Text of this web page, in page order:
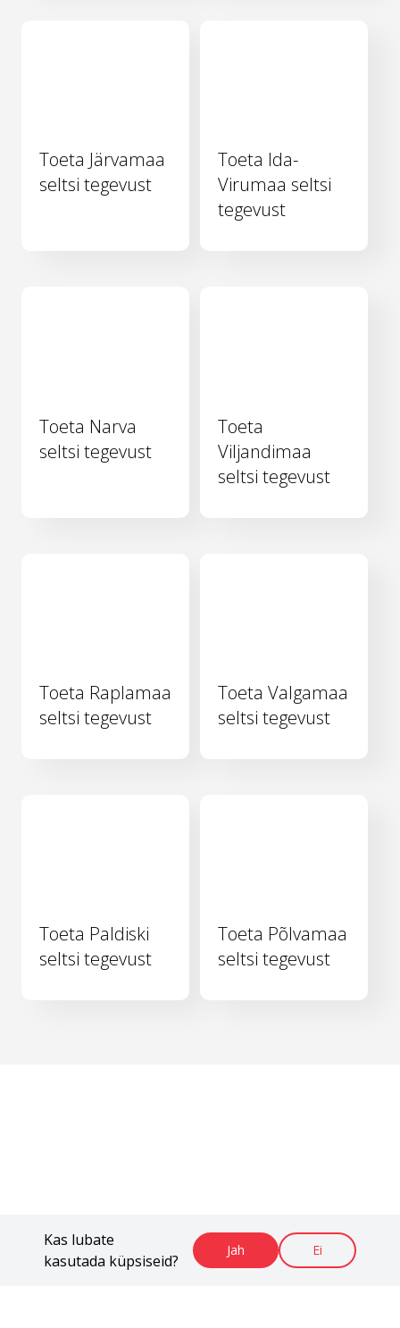
Kas lubate
kasutada küpsiseid?
Jah Ei
Toeta Järvamaa
seltsi tegevust
Toeta Ida-
Virumaa seltsi
tegevust
Toeta Narva
seltsi tegevust
Toeta
Viljandimaa
seltsi tegevust
Toeta Raplamaa
seltsi tegevust
Toeta Valgamaa
seltsi tegevust
Toeta Paldiski
seltsi tegevust
Toeta Põlvamaa
seltsi tegevust